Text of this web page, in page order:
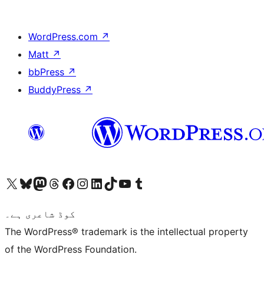
WordPress.com ↗
Matt ↗
bbPress ↗
BuddyPress ↗
Visit our X (formerly Twitter) account
ہمارے بلیواسکائی اکاؤنٹ پر جائیں
Visit our Mastodon account
ہمارے ٹھریڈز اکاؤنٹ پر جائیں
Visit our Facebook page
Visit our Instagram account
Visit our LinkedIn account
ہمارے ٹک ٹاک اکاؤنٹ پر جائیں
Visit our YouTube channel
ہمارے ٹمبلر اکاؤنٹ پر جائیں
کوڈ شاعری ہے۔
The WordPress® trademark is the intellectual property
of the WordPress Foundation.